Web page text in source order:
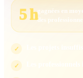
5 hgagnées en
des
✓
✓